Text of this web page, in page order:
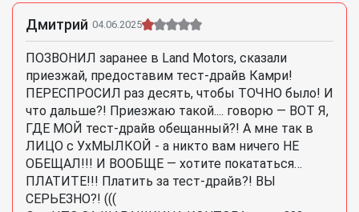
Дмитрий 04.06.2025
ПОЗВОНИЛ заранее в Land Motors, сказали
приезжай, предоставим тест-драйв Камри!
ПЕРЕСПРОСИЛ раз десять, чтобы ТОЧНО было! И
что дальше?! Приезжаю такой.... говорю — ВОТ Я,
ГДЕ МОЙ тест-драйв обещанный?! А мне так в
ЛИЦО с УхМЫЛКОЙ - а никто вам ничего НЕ
ОБЕЩАЛ!!! И ВООБЩЕ — хотите покататься…
ПЛАТИТЕ!!! Платить за тест-драйв?! ВЫ
СЕРЬЕЗНО?! (((